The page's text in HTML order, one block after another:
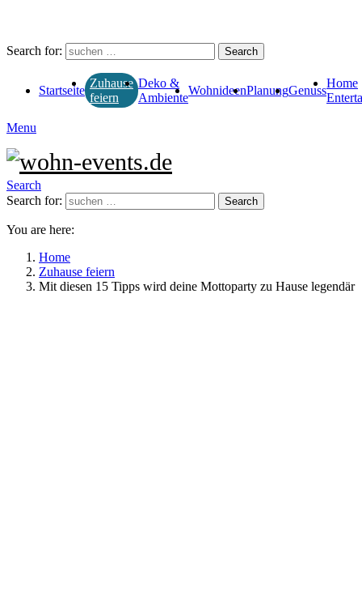
Search for: Search
Startseite Zuhause
feiern
Deko &
Ambiente
WohnideenPlanungGenuss
Home
Menu
Search
Search for:
Search
You are here:
Home
Zuhause feiern
Mit diesen 15 Tipps wird deine Mottoparty zu Hause legendär